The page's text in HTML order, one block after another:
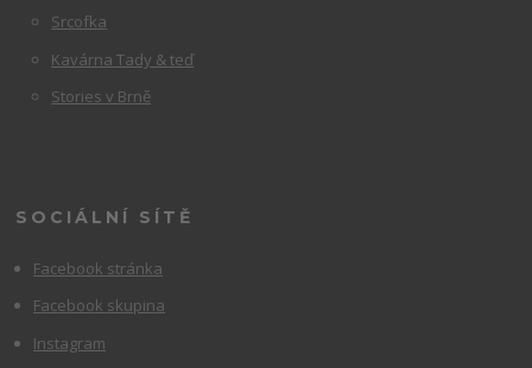
Srcofka
Kavárna Tady & teď
Stories v Brně
SOCIÁLNÍ SÍTĚ
Facebook stránka
Facebook skupina
Instagram